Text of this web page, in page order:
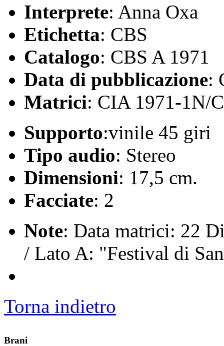
Interprete: Anna Oxa
Etichetta: CBS
Catalogo: CBS A 1971
Data di pubblicazione:
Matrici: CIA 1971-1N/
Supporto:vinile 45 giri
Tipo audio: Stereo
Dimensioni: 17,5 cm.
Facciate: 2
Note: Data matrici: 22
/ Lato A: "Festival di
Torna indietro
Brani